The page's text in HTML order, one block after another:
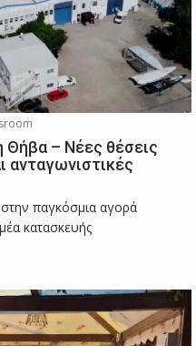
Θήβα – Νέες θέσεις
ανταγωνιστικές
στην παγκόσμια αγορά
κατασκευής